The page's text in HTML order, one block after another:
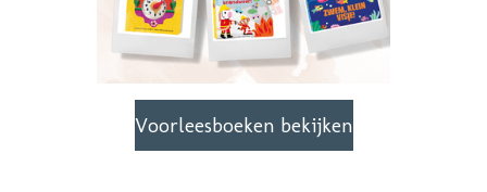
Voorleesboeken bekijken